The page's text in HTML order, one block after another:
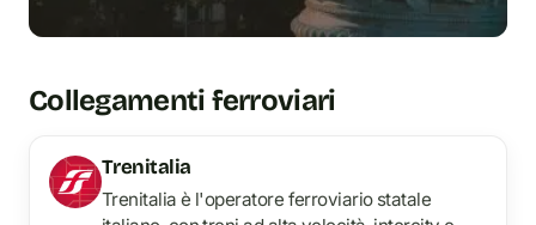
Collegamenti ferroviari
Trenitalia
Trenitalia è l'operatore ferroviario statale